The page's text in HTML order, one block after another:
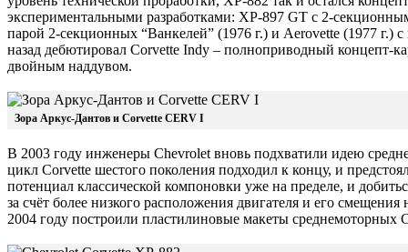
экспериментальными разработками: XP-897 GT с 2-
парой 2-секционных “Ванкелей” (1976 г.) и Aerovette (1977 г.)
назад дебютировал Corvette Indy – полноприводный концепт-
двойным наддувом.
Зора Аркус-Дантов и Corvette CERV I
В 2003 году инженеры Chevrolet вновь подхватили идею
цикл Corvette шестого поколения подходил к концу, и
потенциал классической компоновки уже на пределе, и
за счёт более низкого расположения двигателя и его
2004 году построили пластилиновые макеты среднемоторных